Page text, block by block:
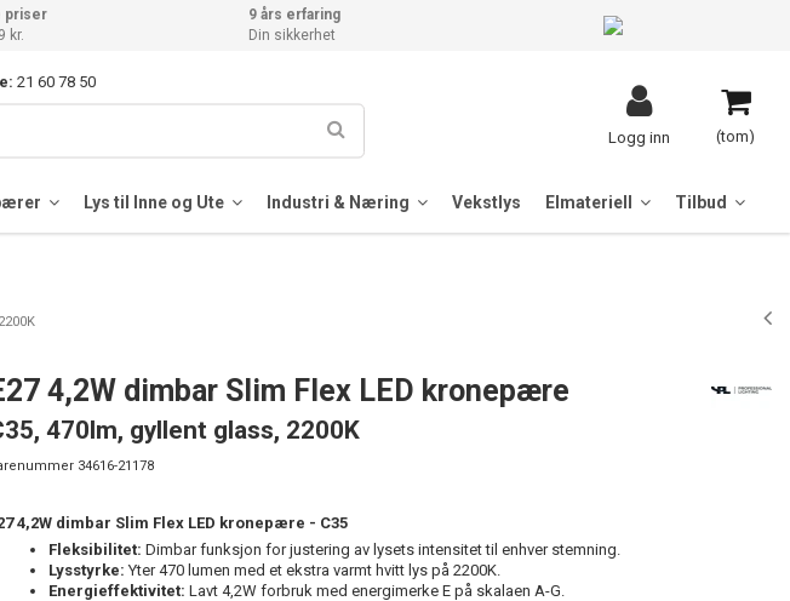
priser
kr.
9 års erfaring
Din sikkerhet
21 60 78 50
(tom)
Logg inn
Lys til Inne og Ute Industri & Næring Vekstlys Elmateriell Tilbud
4,2W dimbar Slim Flex LED kronepære
470lm, gyllent glass, 2200K
34616-21178
4,2W dimbar Slim Flex LED kronepære - C35
Fleksibilitet: Dimbar funksjon for justering av lysets intensitet til enhver stemning.
Lysstyrke: Yter 470 lumen med et ekstra varmt hvitt lys på 2200K.
Energieffektivitet: Lavt 4,2W forbruk med energimerke E på skalaen A-G.